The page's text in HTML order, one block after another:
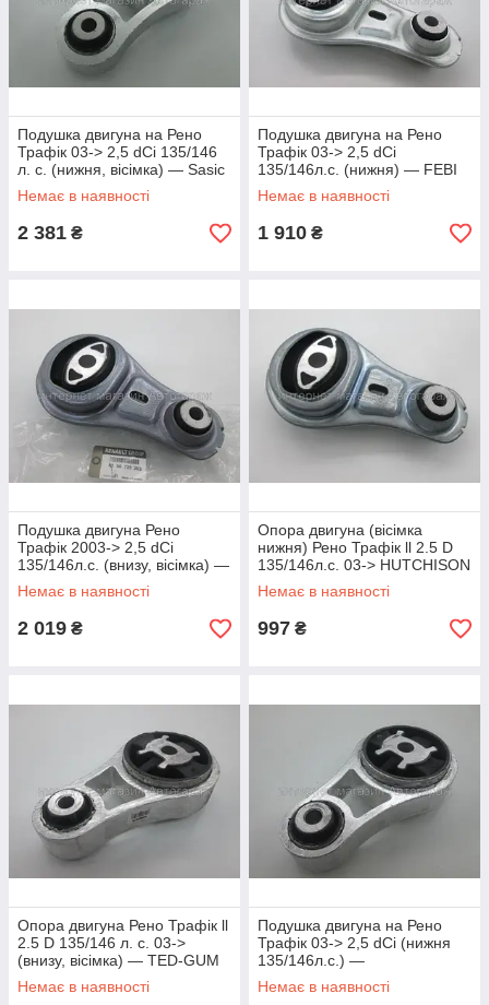
Подушка двигуна на Рено
Трафік 03-> 2,5 dCi 135/146
л. с. (нижня, вісімка) — Sasic
(Франція) - 2704017
Немає в наявності
2 381 ₴
Подушка двигуна на Рено
Трафік 03-> 2,5 dCi
135/146л.с. (нижня) — FEBI
BILSTEIN (Німеччина) -
31421
Немає в наявності
1 910 ₴
Подушка двигуна Рено
Трафік 2003-> 2,5 dCi
135/146л.с. (внизу, вісімка) —
RENAULT (Оригінал) -
8200725253
Немає в наявності
2 019 ₴
Опора двигуна (вісімка
нижня) Рено Трафік ll 2.5 D
135/146л.с. 03-> HUTCHISON
- 532D35
Немає в наявності
997 ₴
Опора двигуна Рено Трафік ll
2.5 D 135/146 л. с. 03->
(внизу, вісімка) — TED-GUM
(Польща) - 00505675
Немає в наявності
Подушка двигуна на Рено
Трафік 03-> 2,5 dCi (нижня
135/146л.с.) —
METALCAUCHO (Іспанія) -
MC4449
Немає в наявності